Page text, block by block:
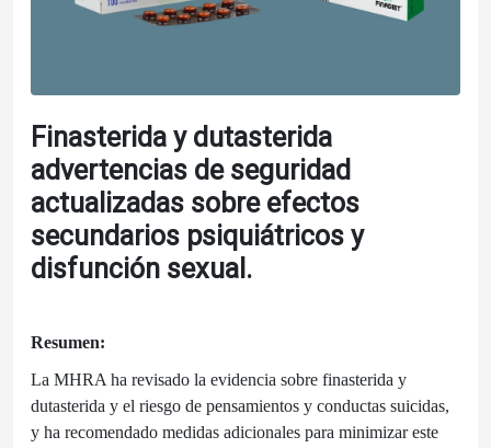
Finasterida y dutasterida
advertencias de seguridad
actualizadas sobre efectos
secundarios psiquiátricos y
disfunción sexual.
Resumen:
La MHRA ha revisado la evidencia sobre finasterida y
dutasterida y el riesgo de pensamientos y conductas suicidas,
y ha recomendado medidas adicionales para minimizar este